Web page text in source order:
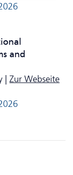
and
| Zur Webseite